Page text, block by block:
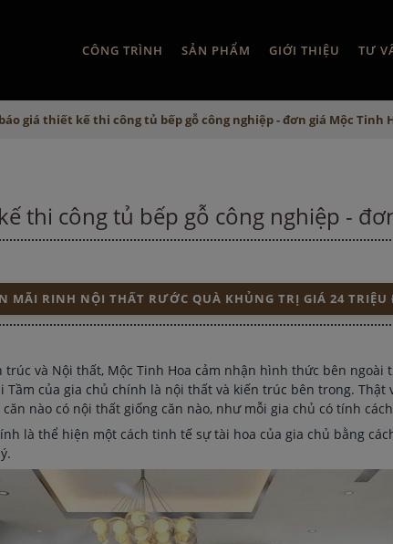
CÔNG TRÌNH SẢN PHẨM GIỚI THIỆU TƯ
giá thiết kế thi công tủ bếp gỗ công nghiệp - đơn giá Mộc Tinh
thi công tủ bếp gỗ công nghiệp -
MÃI RINH NỘI THẤT RƯỚC QUÀ KHỦNG TRỊ GIÁ 24 TRIỆU
trúc và Nội thất, Mộc Tinh Hoa cảm nhận hình thức bên ngoài
Tầm của gia chủ chính là nội thất và kiến trúc bên trong. Thật
nào có nội thất giống căn nào, như mỗi gia chủ có tính
là thể hiện một cách tinh tế sự tài hoa của gia chủ bằng